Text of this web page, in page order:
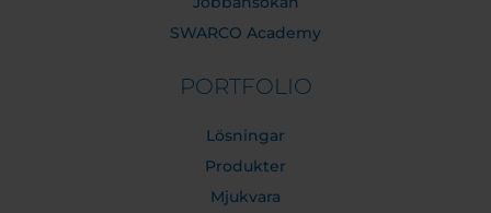
SWARCO Academy
PORTFOLIO
Lösningar
Produkter
Mjukvara